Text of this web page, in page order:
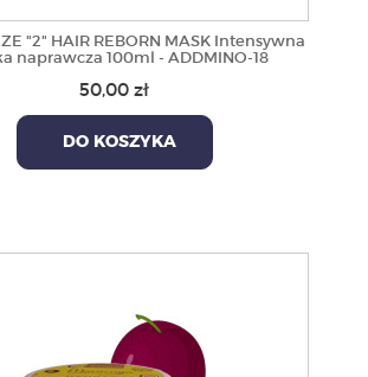
"2" HAIR REBORN MASK Intensywna
naprawcza 100ml - ADDMINO-18
50,00 zł
DO KOSZYKA